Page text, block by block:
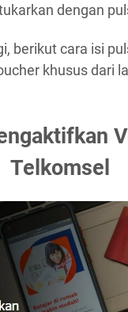
dengan
berikut cara isi
khusus dari
Telkomsel